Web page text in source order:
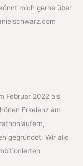
mich gerne über
Februar 2022 als
Erkelenz am
gegründet. Wir alle